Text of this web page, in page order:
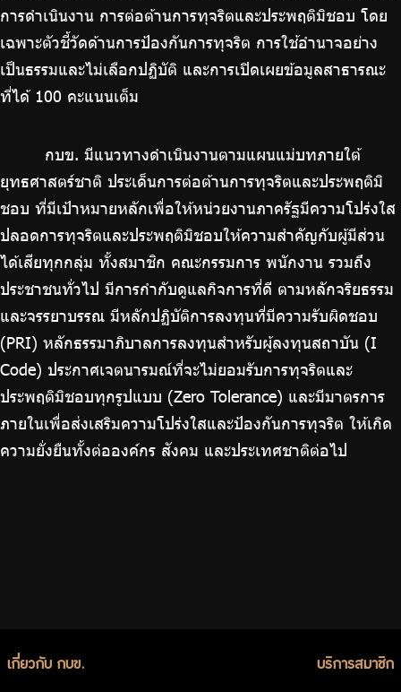
การดำเนินงาน การต่อต้านการทุจริตและประพฤติมิชอบ โดย
เฉพาะตัวชี้วัดด้านการป้องกันการทุจริต การใช้อำนาจอย่าง
เป็นธรรมและไม่เลือกปฏิบัติ และการเปิดเผยข้อมูลสาธารณะ
ที่ได้ 100 คะแนนเต็ม
กบข. มีแนวทางดำเนินงานตามแผนแม่บทภายใต้
ยุทธศาสตร์ชาติ ประเด็นการต่อต้านการทุจริตและประพฤติมิ
ชอบ ที่มีเป้าหมายหลักเพื่อให้หน่วยงานภาครัฐมีความโปร่งใส
ปลอดการทุจริตและประพฤติมิชอบให้ความสำคัญกับผู้มีส่วน
ได้เสียทุกกลุ่ม ทั้งสมาชิก คณะกรรมการ พนักงาน รวมถึง
ประชาชนทั่วไป มีการกำกับดูแลกิจการที่ดี ตามหลักจริยธรรม
และจรรยาบรรณ มีหลักปฏิบัติการลงทุนที่มีความรับผิดชอบ
(PRI) หลักธรรมาภิบาลการลงทุนสำหรับผู้ลงทุนสถาบัน (I
Code) ประกาศเจตนารมณ์ที่จะไม่ยอมรับการทุจริตและ
ประพฤติมิชอบทุกรูปแบบ (Zero Tolerance) และมีมาตรการ
ภายในเพื่อส่งเสริมความโปร่งใสและป้องกันการทุจริต ให้เกิด
ความยั่งยืนทั้งต่อองค์กร สังคม และประเทศชาติต่อไป
เกี่ยวกับ กบข. บริการสมาชิก